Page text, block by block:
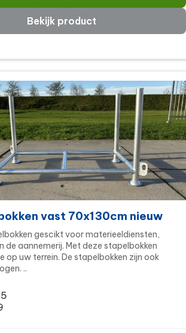
Bekijk product
vast 70x130cm nieuw
gescikt voor materieeldiensten,
de aannemerij. Met deze stapelbokken
op uw terrein. De stapelbokken zijn ook
..